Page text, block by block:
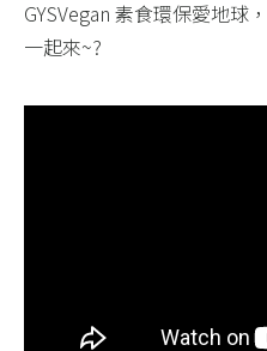
GYSVegan 素食環保愛地球
一起來~?